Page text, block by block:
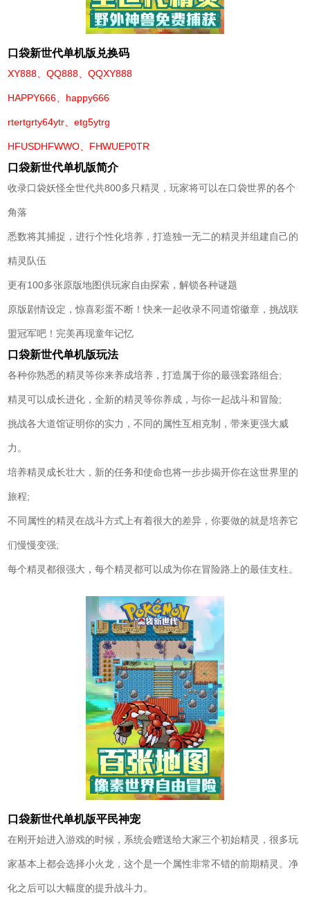
口袋新世代单机版兑换码
XY888、QQ888、QQXY888
HAPPY666、happy666
rtertgrty64ytr、etg5ytrg
HFUSDHFWWO、FHWUEP0TR
口袋新世代单机版简介
收录口袋妖怪全世代共800多只精灵，玩家将可以在口袋世界的各个
角落
悉数将其捕捉，进行个性化培养，打造独一无二的精灵并组建自己的
精灵队伍
更有100多张原版地图供玩家自由探索，解锁各种谜题
原版剧情设定，惊喜彩蛋不断！快来一起收录不同道馆徽章，挑战联
盟冠军吧！完美再现童年记忆
口袋新世代单机版玩法
各种你熟悉的精灵等你来养成培养，打造属于你的最强套路组合;
精灵可以成长进化，全新的精灵等你养成，与你一起战斗和冒险;
挑战各大道馆证明你的实力，不同的属性互相克制，带来更强大威
力。
培养精灵成长壮大，新的任务和使命也将一步步揭开你在这世界里的
旅程;
不同属性的精灵在战斗方式上有着很大的差异，你要做的就是培养它
们慢慢变强;
每个精灵都很强大，每个精灵都可以成为你在冒险路上的最佳支柱。
口袋新世代单机版平民神宠
在刚开始进入游戏的时候，系统会赠送给大家三个初始精灵，很多玩
家基本上都会选择小火龙，这个是一个属性非常不错的前期精灵。净
化之后可以大幅度的提升战斗力。